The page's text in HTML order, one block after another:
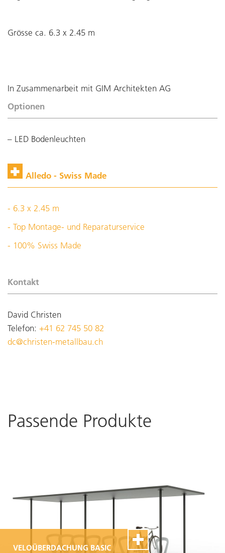
Grösse ca. 6.3 x 2.45 m
In Zusammenarbeit mit GIM Architekten AG
Optionen
LED Bodenleuchten
Alledo - Swiss Made
- 6.3 x 2.45 m
- Top Montage- und Reparaturservice
- 100% Swiss Made
Kontakt
David Christen
Telefon: +41 62 745 50 82
dc@christen-metallbau.ch
Passende Produkte
VELOÜBERDACHUNG BASIC